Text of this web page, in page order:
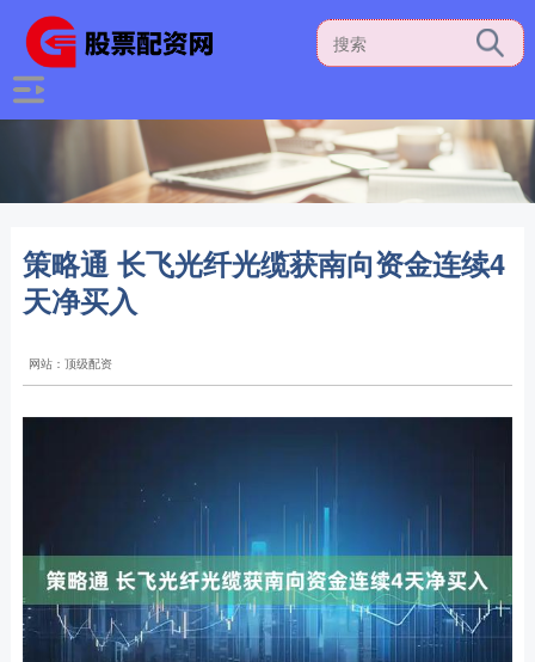
策略通 长飞光纤光缆获南向资金连续4
天净买入
网站：顶级配资